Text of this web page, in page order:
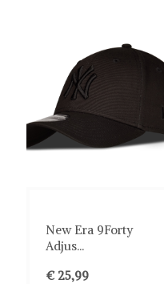
New Era 9Forty
Adjus...
€ 25,99